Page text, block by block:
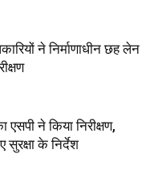
ने निर्माणाधीन छह लेन
एसपी ने किया निरीक्षण,
सुरक्षा के निर्देश